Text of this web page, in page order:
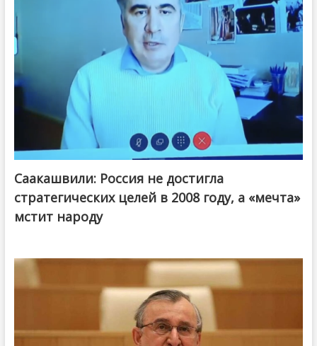
Саакашвили: Россия не достигла
стратегических целей в 2008 году, а «мечта»
мстит народу